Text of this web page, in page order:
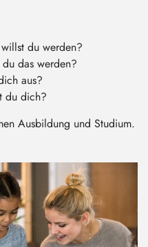
du werden?
das werden?
aus?
du dich?
Ausbildung und Studium.